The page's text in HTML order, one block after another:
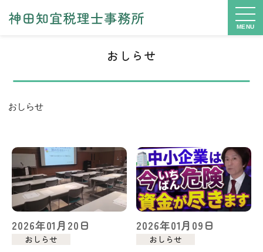
MENU
おしらせ
おしらせ
2026年01月20日
おしらせ
2026年01月09日
おしらせ